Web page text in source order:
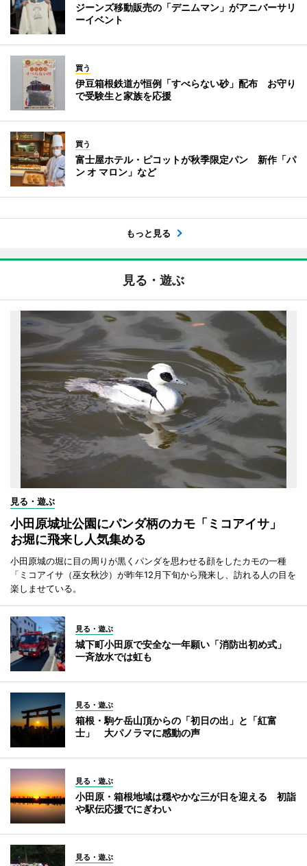
ジーンズ移動販売の「デニムマン」がアニバーサリ
ーイベント
買う
伊豆箱根鉄道が恒例「すべらない砂」配布 お守り
で受験生と家族を応援
買う
富士屋ホテル・ピコットが秋季限定パン 新作「パ
ン オ マロン」など
もっと見る
見る・遊ぶ
見る・遊ぶ
小田原城址公園にパンダ柄のカモ「ミコアイサ」
お堀に飛来し人気集める
小田原城の堀に目の周りが黒くパンダを思わせる顔をしたカモの一種
「ミコアイサ（巫女秋沙）が昨年12月下旬から飛来し、訪れる人の目を
楽しませている。
見る・遊ぶ
城下町小田原で安全な一年願い「消防出初め式」
一斉放水では虹も
見る・遊ぶ
箱根・駒ケ岳山頂からの「初日の出」と「紅富
士」 大パノラマに感動の声
見る・遊ぶ
小田原・箱根地域は穏やかな三が日を迎える 初詣
や駅伝応援でにぎわい
見る・遊ぶ